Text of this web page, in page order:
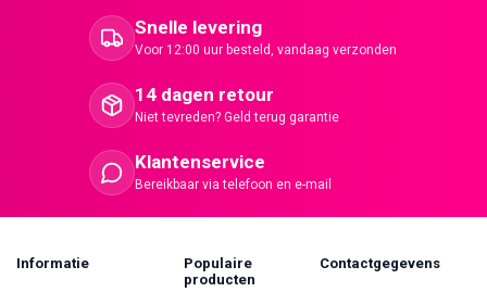
Snelle levering
Voor 12:00 uur besteld, vandaag verzonden
14 dagen retour
Niet tevreden? Geld terug garantie
Klantenservice
Bereikbaar via telefoon en e-mail
Informatie
Populaire
producten
Contactgegevens